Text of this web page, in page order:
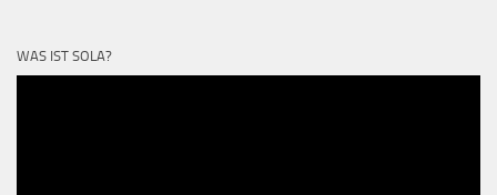
WAS IST SOLA?